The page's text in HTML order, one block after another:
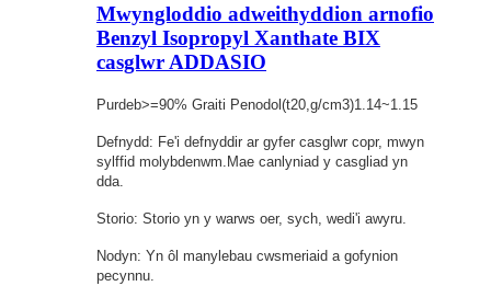
Mwyngloddio adweithyddion arnofio
Benzyl Isopropyl Xanthate BIX
casglwr ADDASIO
Purdeb>=90% Graiti Penodol(t20,g/cm3)1.14~1.15
Defnydd: Fe'i defnyddir ar gyfer casglwr copr, mwyn
sylffid molybdenwm.Mae canlyniad y casgliad yn
dda.
Storio: Storio yn y warws oer, sych, wedi'i awyru.
Nodyn: Yn ôl manylebau cwsmeriaid a gofynion
pecynnu.